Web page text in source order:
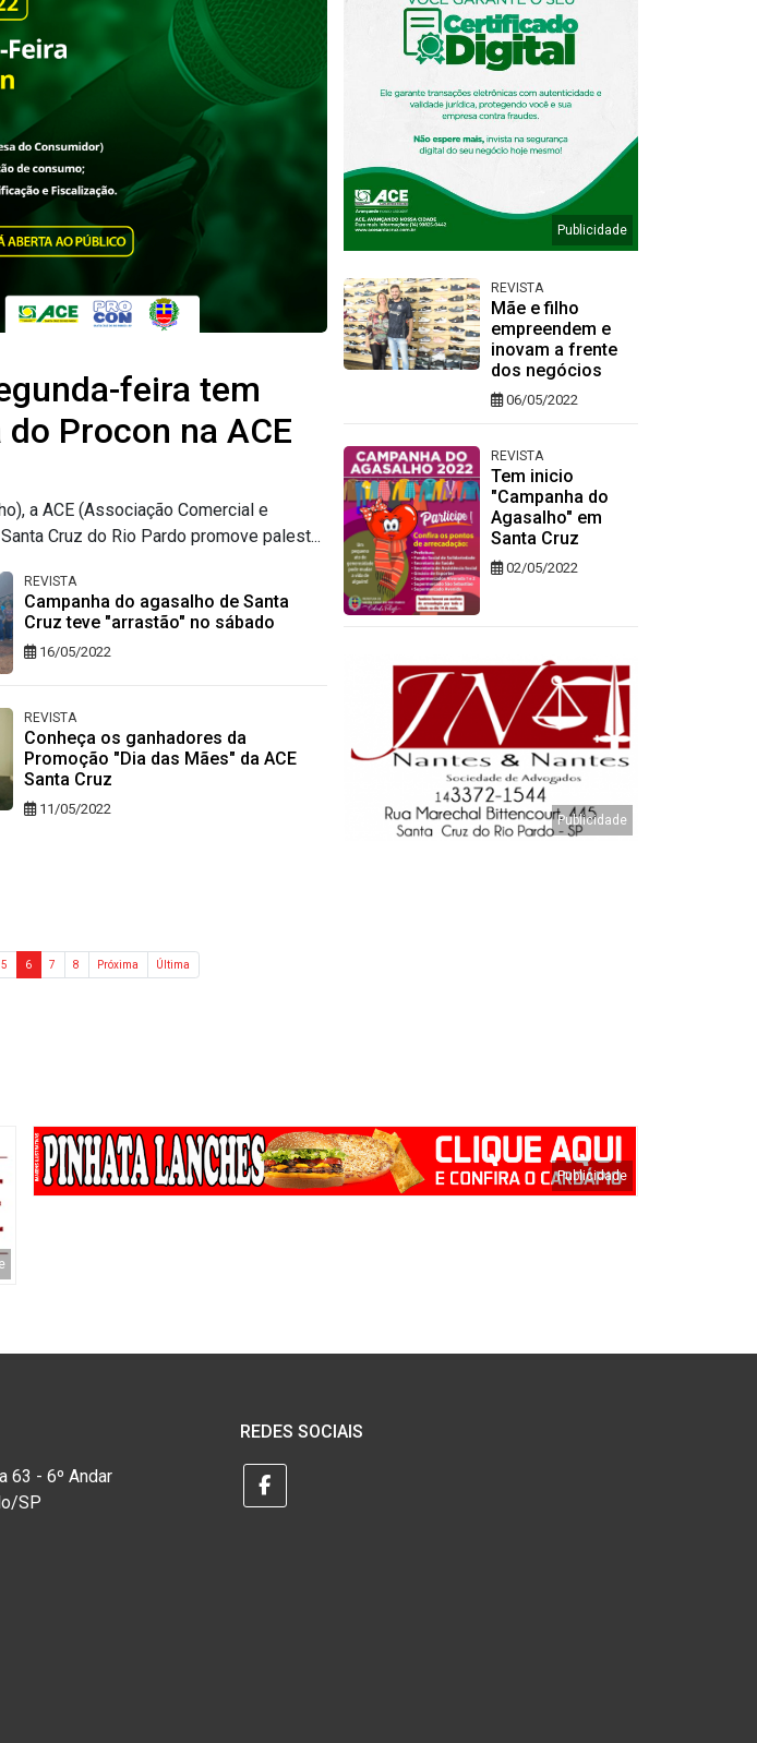
feira tem
Procon na ACE
a ACE (Associação Comercial e
Cruz do Rio Pardo promove palest...
REVISTA
Campanha do agasalho de Santa
Cruz teve "arrastão" no sábado
16/05/2022
REVISTA
Conheça os ganhadores da
Promoção "Dia das Mães" da ACE
Santa Cruz
11/05/2022
REVISTA
Mãe e filho
empreendem e
inovam a frente
dos negócios
06/05/2022
REVISTA
Tem inicio
"Campanha do
Agasalho" em
Santa Cruz
02/05/2022
5 6 7 8 Próxima Última
63 - 6º Andar
SP
REDES SOCIAIS